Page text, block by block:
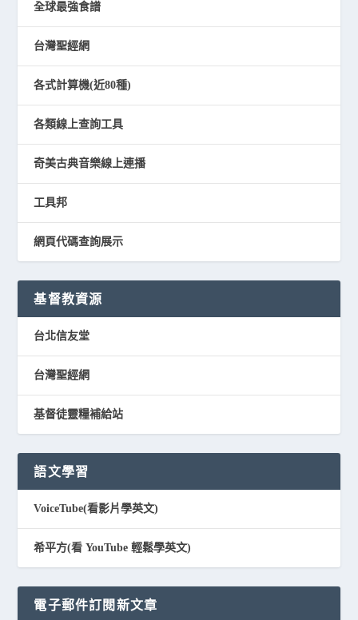
全球最強食譜
台灣聖經網
各式計算機(近80種)
各類線上查詢工具
奇美古典音樂線上連播
工具邦
網頁代碼查詢展示
基督教資源
台北信友堂
台灣聖經網
基督徒靈糧補給站
語文學習
VoiceTube(看影片學英文)
希平方(看 YouTube 輕鬆學英文)
電子郵件訂閱新文章